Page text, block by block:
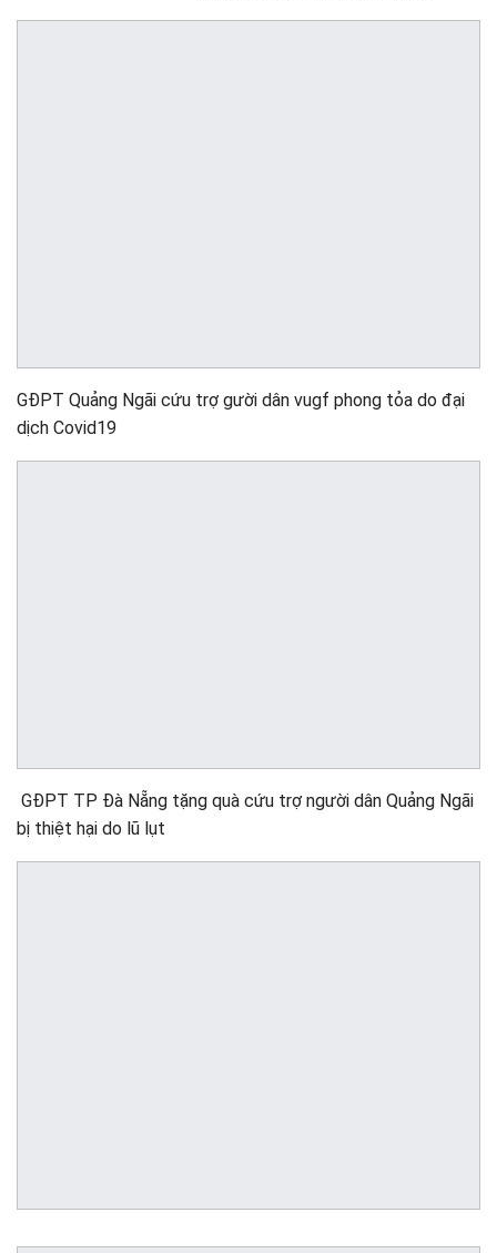
GĐPT Quảng Ngãi cứu trợ gười dân vugf phong tỏa do đại
dịch Covid19
GĐPT TP Đà Nẵng tặng quà cứu trợ người dân Quảng Ngãi
bị thiệt hại do lũ lụt